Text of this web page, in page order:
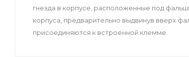
гнезда в корпусе, расположенные под
корпуса, предварительно выдвинув вверх
присоединяются к встроенной клемме.